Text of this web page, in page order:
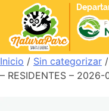
Inicio / Sin categorizar
– RESIDENTES – 2026-